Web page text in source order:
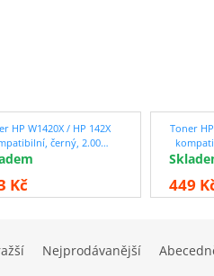
HP W1420X / HP 142X
černý, 2.000
/ s čipem !! ČTĚTE
Kč
Toner
str. /
449
Nejprodávanější